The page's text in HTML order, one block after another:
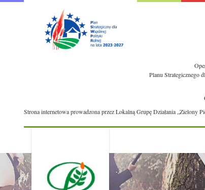
Planu Strategicznego
Strona internetowa prowadzona przez Lokalną Grupę Działania „Zielony